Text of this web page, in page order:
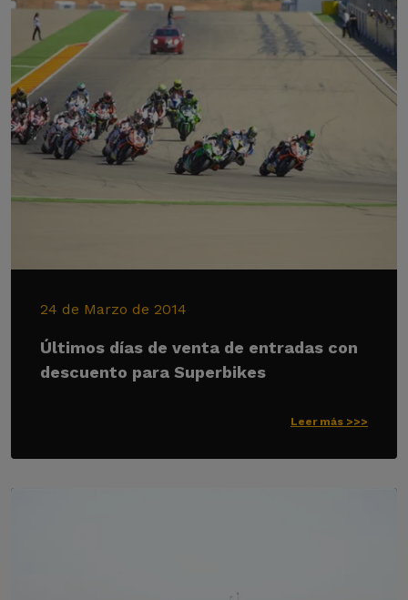
24 de Marzo de 2014
Últimos días de venta de entradas con
descuento para Superbikes
Leer más >>>